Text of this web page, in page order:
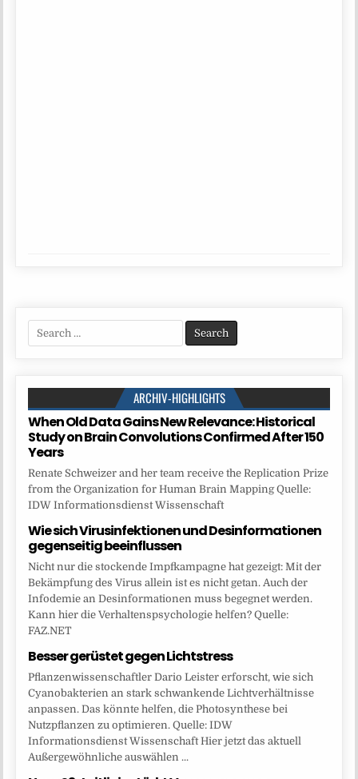
Search
for:
ARCHIV-HIGHLIGHTS
When Old Data Gains New Relevance: Historical
Study on Brain Convolutions Confirmed After 150
Years
Renate Schweizer and her team receive the Replication Prize
from the Organization for Human Brain Mapping Quelle:
IDW Informationsdienst Wissenschaft
Wie sich Virusinfektionen und Desinformationen
gegenseitig beeinflussen
Nicht nur die stockende Impfkampagne hat gezeigt: Mit der
Bekämpfung des Virus allein ist es nicht getan. Auch der
Infodemie an Desinformationen muss begegnet werden.
Kann hier die Verhaltenspsychologie helfen? Quelle:
FAZ.NET
Besser gerüstet gegen Lichtstress
Pflanzenwissenschaftler Dario Leister erforscht, wie sich
Cyanobakterien an stark schwankende Lichtverhältnisse
anpassen. Das könnte helfen, die Photosynthese bei
Nutzpflanzen zu optimieren. Quelle: IDW
Informationsdienst Wissenschaft Hier jetzt das aktuell
Außergewöhnliche auswählen ...